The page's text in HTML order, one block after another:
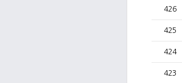
426
425
424
423